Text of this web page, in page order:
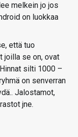
melkein jo jos
on luokkaa
että tuo
joilla se on, ovat
silti 1000 –
on senverran
Jalostamot,
jne.